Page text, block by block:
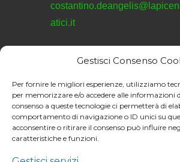
Gestisci Consenso
Per fornire le migliori esperienze, utilizziamo
per memorizzare e/o accedere alle informazioni
consenso a queste tecnologie ci permetterà di
comportamento di navigazione o ID unici su
acconsentire o ritirare il consenso può influire
caratteristiche e funzioni.
atici.it
REVISIONI
La Picena Pneumatici